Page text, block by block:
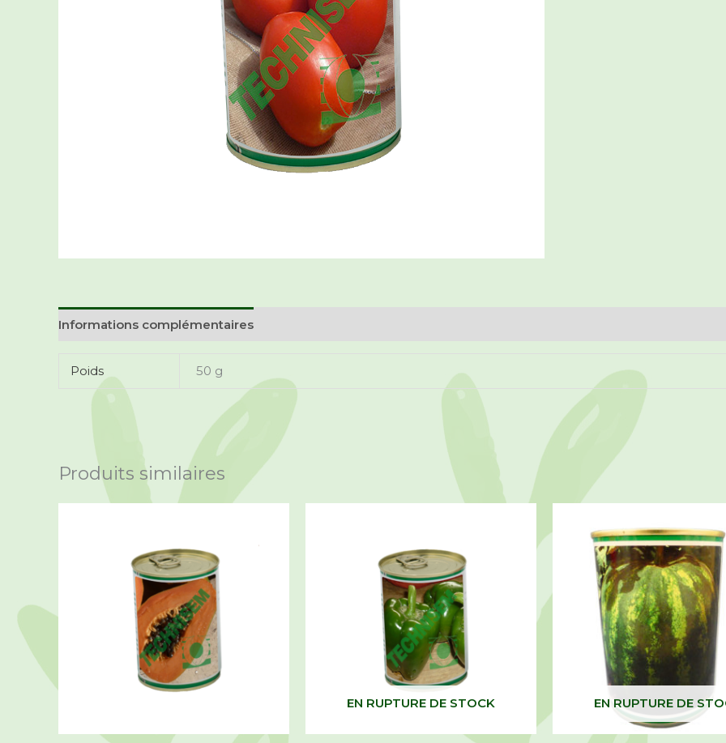
Informations complémentaires
Poids 50 g
Produits similaires
EN RUPTURE DE STOCK EN RUPTURE DE